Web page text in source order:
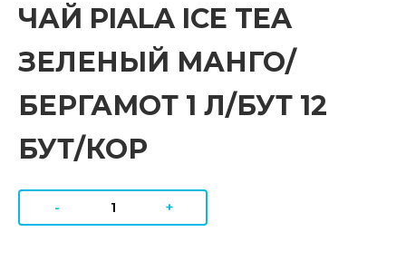
ЧАЙ PIALA ICE TEA
ЗЕЛЕНЫЙ МАНГО/
БЕРГАМОТ 1 Л/БУТ 12
БУТ/КОР
- +